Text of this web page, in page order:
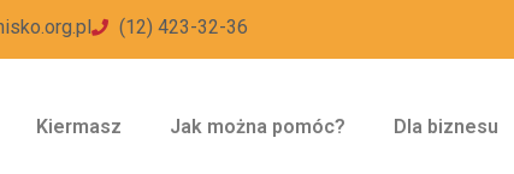
(12) 423-32-36
Kiermasz Jak można pomóc? Dla biznesu